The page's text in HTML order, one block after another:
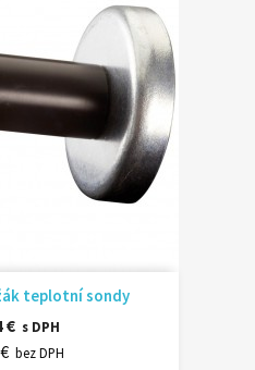
teplotní sondy
€ s DPH
bez DPH